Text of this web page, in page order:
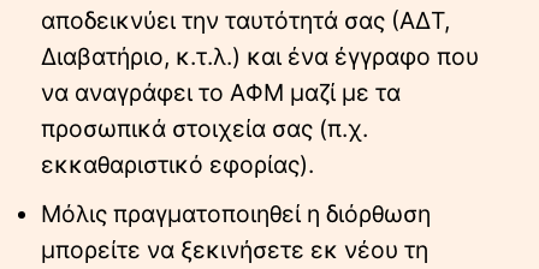
αποδεικνύει την ταυτότητά σας (ΑΔΤ,
Διαβατήριο, κ.τ.λ.) και ένα έγγραφο που
να αναγράφει το ΑΦΜ μαζί με τα
προσωπικά στοιχεία σας (π.χ.
εκκαθαριστικό εφορίας).
Μόλις πραγματοποιηθεί η διόρθωση
μπορείτε να ξεκινήσετε εκ νέου τη